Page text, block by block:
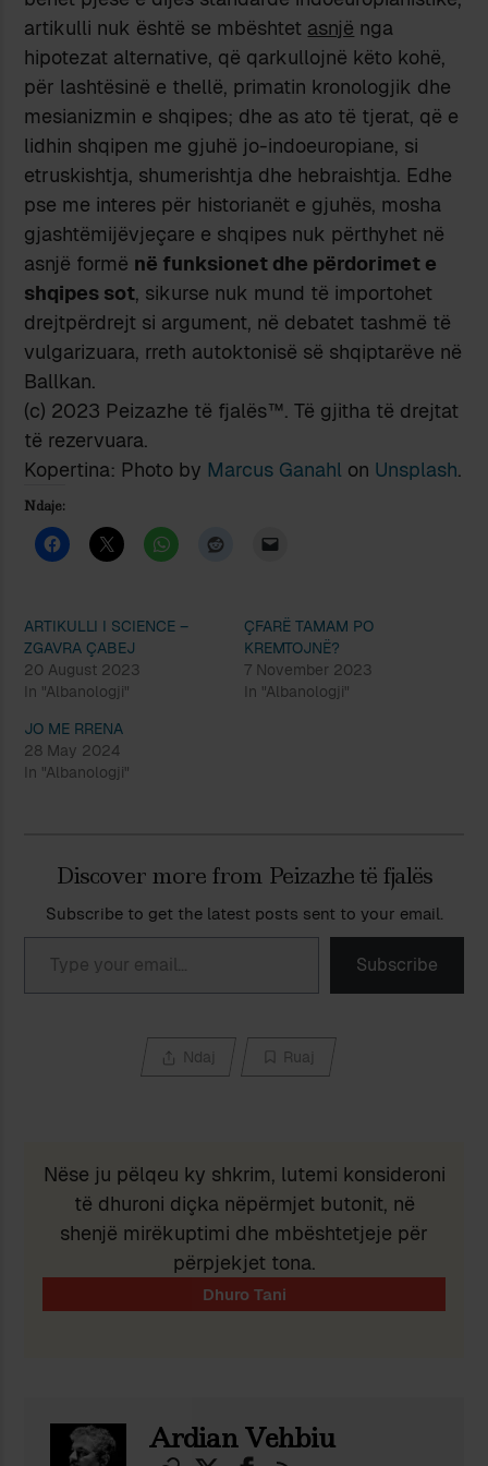
artikulli nuk është se mbështet asnjë nga
hipotezat alternative, që qarkullojnë këto kohë,
për lashtësinë e thellë, primatin kronologjik dhe
mesianizmin e shqipes; dhe as ato të tjerat, që e
lidhin shqipen me gjuhë jo-indoeuropiane, si
etruskishtja, shumerishtja dhe hebraishtja. Edhe
pse me interes për historianët e gjuhës, mosha
gjashtëmijëvjeçare e shqipes nuk përthyhet në
asnjë formë në funksionet dhe përdorimet e
shqipes sot, sikurse nuk mund të importohet
drejtpërdrejt si argument, në debatet tashmë të
vulgarizuara, rreth autoktonisë së shqiptarëve në
Ballkan.
(c) 2023 Peizazhe të fjalës™. Të gjitha të drejtat
të rezervuara.
Kopertina: Photo by Marcus Ganahl on Unsplash.
Ndaje:
ARTIKULLI I SCIENCE –
ZGAVRA ÇABEJ
20 August 2023
In "Albanologji"
ÇFARË TAMAM PO
KREMTOJNË?
7 November 2023
In "Albanologji"
JO ME RRENA
28 May 2024
In "Albanologji"
Discover more from Peizazhe të fjalës
Subscribe to get the latest posts sent to your email.
Type your email…
Subscribe
Ndaj Ruaj
Nëse ju pëlqeu ky shkrim, lutemi konsideroni
të dhuroni diçka nëpërmjet butonit, në
shenjë mirëkuptimi dhe mbështetjeje për
përpjekjet tona.
Ardian Vehbiu